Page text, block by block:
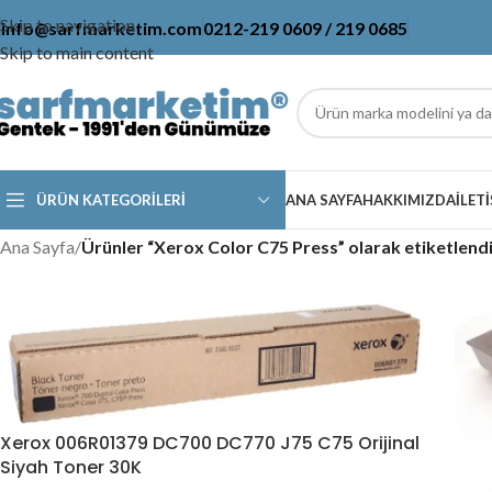
Skip to navigation
Skip to main content
info@sarfmarketim.com0212-219 0609 / 219 0685
ÜRÜN KATEGORILERI
Canon Yazıcı Toner
Epson Yazıcı Toner
HP Muadil Toner
HP Orijinal Toner
ANA SAYFAHAKKIMIZDA
Ana Sayfa/Ürünler “Xerox Color C75 Press” olarak etiketlendi
Xerox 006R01379 DC700 DC770 J75 C75 Orijinal
Siyah Toner 30K